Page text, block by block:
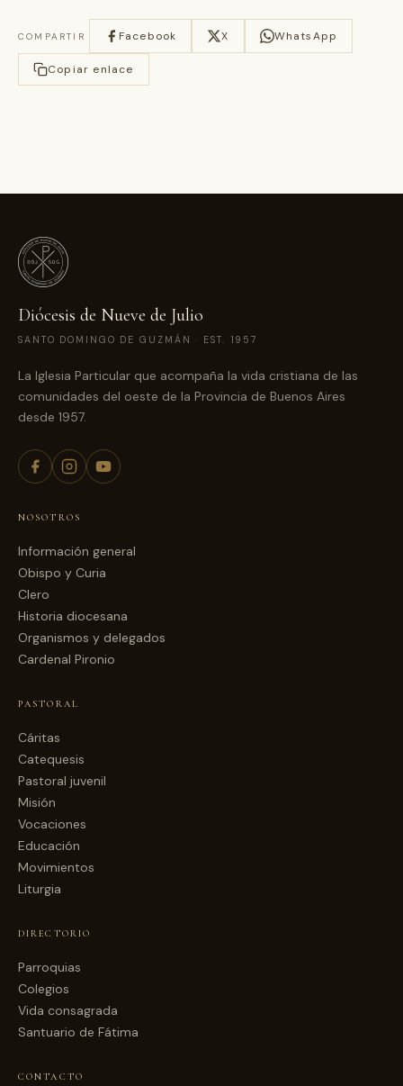
COMPARTIR Facebook X WhatsApp
Copiar enlace
Diócesis de Nueve de Julio
SANTO DOMINGO DE GUZMÁN · EST. 1957
La Iglesia Particular que acompaña la vida cristiana de las
comunidades del oeste de la Provincia de Buenos Aires
desde 1957.
NOSOTROS
Información general
Obispo y Curia
Clero
Historia diocesana
Organismos y delegados
Cardenal Pironio
PASTORAL
Cáritas
Catequesis
Pastoral juvenil
Misión
Vocaciones
Educación
Movimientos
Liturgia
DIRECTORIO
Parroquias
Colegios
Vida consagrada
Santuario de Fátima
CONTACTO